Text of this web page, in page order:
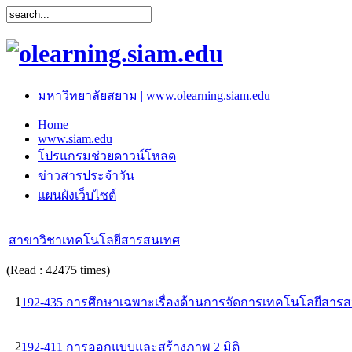
มหาวิทยาลัยสยาม | www.olearning.siam.edu
Home
www.siam.edu
โปรแกรมช่วยดาวน์โหลด
ข่าวสารประจำวัน
แผนผังเว็บไซต์
สาขาวิชาเทคโนโลยีสารสนเทศ
(Read : 42475 times)
1 192-435 การศึกษาเฉพาะเรื่องด้านการจัดการเทคโนโลยีสาร
2192-411 การออกแบบและสร้างภาพ 2 มิติ